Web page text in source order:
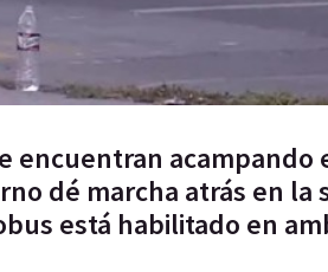
encuentran acampando
dé marcha atrás en
está habilitado en